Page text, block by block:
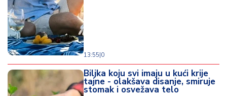
13:55|0
Biljka koju svi imaju u kući krije
tajne - olakšava disanje, smiruje
stomak i osvežava telo